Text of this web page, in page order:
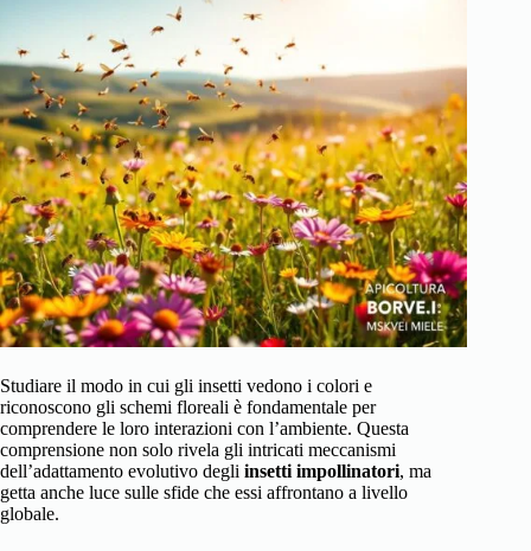
Studiare il modo in cui gli insetti vedono i colori e
riconoscono gli schemi floreali è fondamentale per
comprendere le loro interazioni con l’ambiente. Questa
comprensione non solo rivela gli intricati meccanismi
dell’adattamento evolutivo degli insetti impollinatori, ma
getta anche luce sulle sfide che essi affrontano a livello
globale.